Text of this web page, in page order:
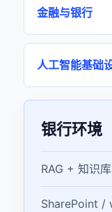
金融与银行
人工智能基础
银行环境
RAG + 知识库
SharePoint